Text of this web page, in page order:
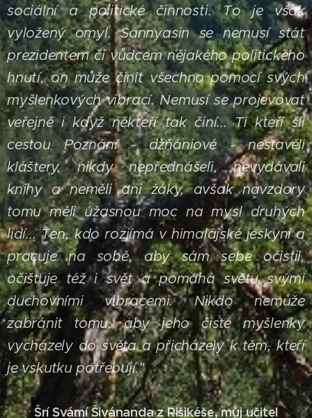
sociální a politické činnosti. To je však
vyložený omyl. Sannyasin se nemusí stát
prezidentem či vůdcem nějakého politického
hnutí, on může činit všechno pomocí svých
myšlenkových vibrací. Nemusí se projevovat
veřejně i když někteří tak činí...Ti kteří šli
cestou Poznání - džňániové - nestavěli
kláštery, nikdy nepřednášeli, nevydávali
knihy a neměli ani žáky, avšak navzdory
tomu měli úžasnou moc na mysl druhých
lidí... Ten, kdo rozjímá v himalájské jeskyni a
pracuje na sobě, aby sám sebe očistil,
očišťuje též i svět a pomáhá světu svými
duchovními vibracemi. Nikdo nemůže
zabránit tomu, aby jeho čisté myšlenky
vycházely do světa a přicházely k těm, kteří
je vskutku potřebují."
Šrí Svámí Šivánanda z Rišikéše, můj učitel